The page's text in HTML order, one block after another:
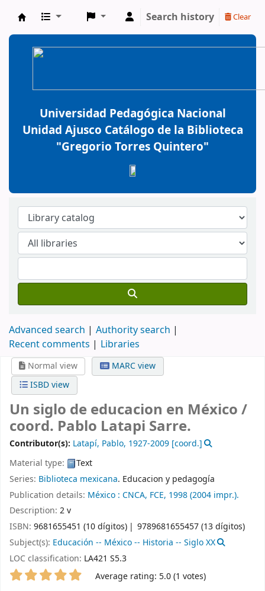
BiblioGTQ
Search history Clear
Universidad Pedagógica Nacional
Unidad Ajusco Catálogo de la Biblioteca
"Gregorio Torres Quintero"
Advanced search
Authority search
Recent comments
Libraries
Normal view
MARC view
ISBD view
Un siglo de educacion en México /
coord. Pablo Latapi Sarre.
Contributor(s): Latapí, Pablo, 1927-2009 [coord.]
Material type:
Text
Series: Biblioteca mexicana. Educacion y pedagogía
Publication details: México : CNCA, FCE, 1998 (2004 impr.).
Description: 2 v
ISBN: 9681655451 (10 dígitos)
9789681655457 (13 dígitos)
Subject(s): Educación -- México -- Historia -- Siglo XX
LOC classification: LA421 S5.3
Star ratings Average rating: 5.0 (1 votes)